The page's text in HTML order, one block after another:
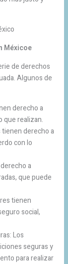
Méxicoe
de derechos
Algunos de
derecho a
que realizan.
tienen derecho a
con lo
a
que puede
tienen
social,
Los
seguras y
para realizar